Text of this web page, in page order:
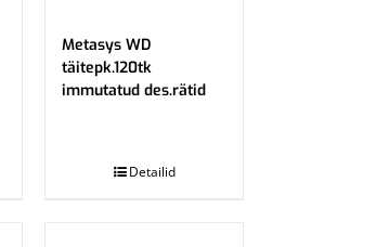
Metasys WD
täitepk.120tk
immutatud des.rätid
Detailid